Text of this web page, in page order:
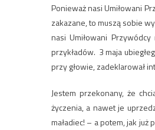
Ponieważ nasi Umiłowani
zakazane, to muszą sobie
nasi Umiłowani
przykładów. 3 maja
przy głowie, zadeklarował
Jestem przekonany, że
życzenia, a nawet je
maładiec! – a potem, jak